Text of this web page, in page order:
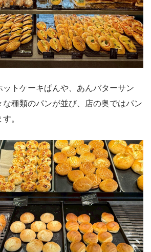
ットケーキぱんや、あんバターサン
な種類のパンが並び、店の奥ではパン
。